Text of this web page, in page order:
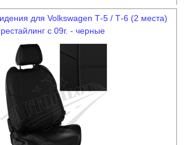
для Volkswagen Т-5 / Т-6 (2 места)
рестайлинг с 09г. - черные